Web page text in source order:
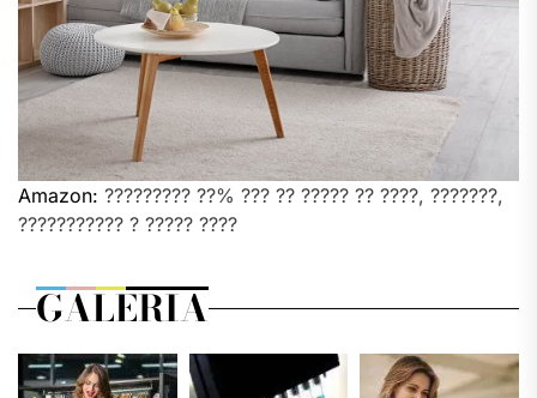
Amazon: ????????? ??% ??? ?? ????? ?? ????, ???????,
??????????? ? ????? ????
GALERIA